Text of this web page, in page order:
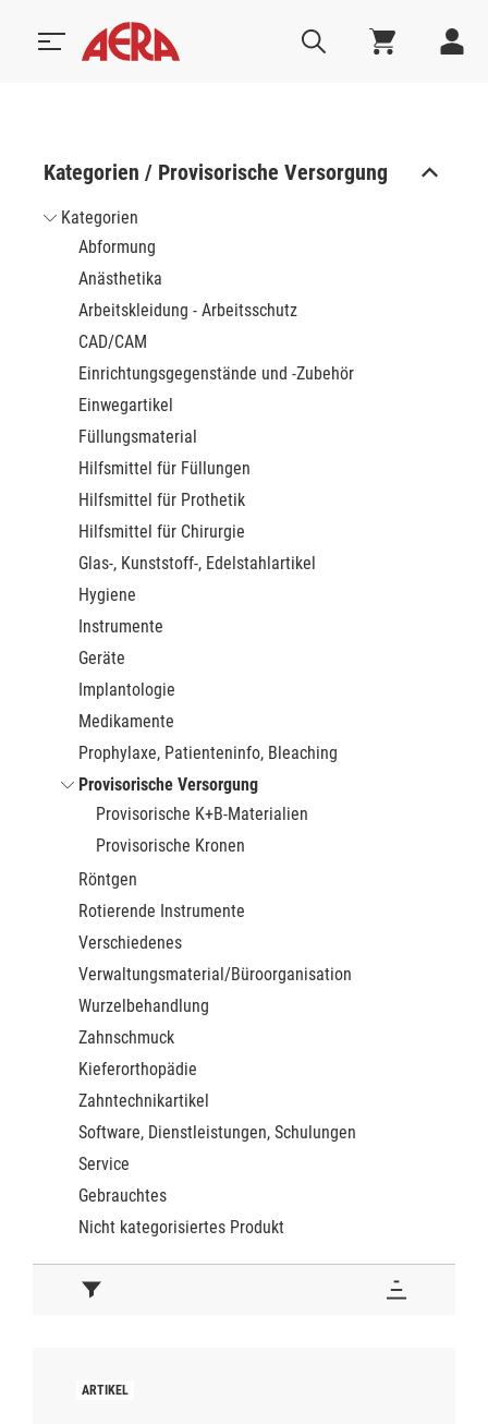
Kategorien / Provisorische Versorgung
Kategorien
Abformung
Anästhetika
Arbeitskleidung - Arbeitsschutz
CAD/CAM
Einrichtungsgegenstände und -Zubehör
Einwegartikel
Füllungsmaterial
Hilfsmittel für Füllungen
Hilfsmittel für Prothetik
Hilfsmittel für Chirurgie
Glas-, Kunststoff-, Edelstahlartikel
Hygiene
Instrumente
Geräte
Implantologie
Medikamente
Prophylaxe, Patienteninfo, Bleaching
Provisorische Versorgung
Provisorische K+B-Materialien
Provisorische Kronen
Röntgen
Rotierende Instrumente
Verschiedenes
Verwaltungsmaterial/Büroorganisation
Wurzelbehandlung
Zahnschmuck
Kieferorthopädie
Zahntechnikartikel
Software, Dienstleistungen, Schulungen
Service
Gebrauchtes
Nicht kategorisiertes Produkt